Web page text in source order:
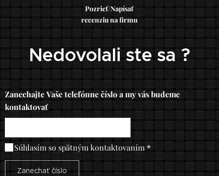
Pozrieť/Napísať
recenziu na firmu
Nedovolali ste sa ?
Zanechajte Vaše telefónne číslo a my vás budeme
kontaktovať
Súhlasím so spätným kontaktovaním
Zanechať číslo